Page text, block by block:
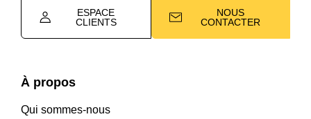
ESPACE
CLIENTS
NOUS
CONTACTER
À propos
Qui sommes-nous